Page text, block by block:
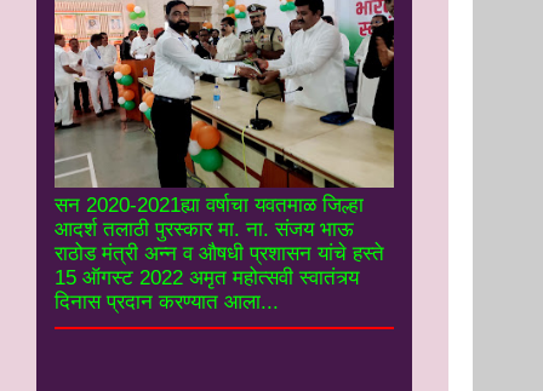
सन 2020-2021ह्या वर्षाचा यवतमाळ जिल्हा
आदर्श तलाठी पुरस्कार मा. ना. संजय भाऊ
राठोड मंत्री अन्न व औषधी प्रशासन यांचे हस्ते
15 ऑगस्ट 2022 अमृत महोत्सवी स्वातंत्र्य
दिनास प्रदान करण्यात आला...